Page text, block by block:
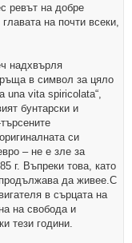
ревът на добре
на почти всеки,
надхвърля
в символ за цяло
una vita spiricolata“,
бунтарски и
си
– не е зле за
г. Въпреки това, като
да живее.С
в сърцата на
на свобода и
тези години.